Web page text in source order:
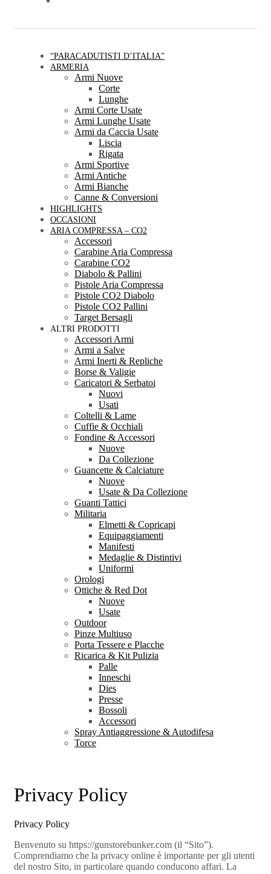
“PARACADUTISTI D’ITALIA”
ARMERIA
Armi Nuove
Corte
Lunghe
Armi Corte Usate
Armi Lunghe Usate
Armi da Caccia Usate
Liscia
Rigata
Armi Sportive
Armi Antiche
Armi Bianche
Canne & Conversioni
HIGHLIGHTS
OCCASIONI
ARIA COMPRESSA – CO2
Accessori
Carabine Aria Compressa
Carabine CO2
Diabolo & Pallini
Pistole Aria Compressa
Pistole CO2 Diabolo
Pistole CO2 Pallini
Target Bersagli
ALTRI PRODOTTI
Accessori Armi
Armi a Salve
Armi Inerti & Repliche
Borse & Valigie
Caricatori & Serbatoi
Nuovi
Usati
Coltelli & Lame
Cuffie & Occhiali
Fondine & Accessori
Nuove
Da Collezione
Guancette & Calciature
Nuove
Usate & Da Collezione
Guanti Tattici
Militaria
Elmetti & Copricapi
Equipaggiamenti
Manifesti
Medaglie & Distintivi
Uniformi
Orologi
Ottiche & Red Dot
Nuove
Usate
Outdoor
Pinze Multiuso
Porta Tessere e Placche
Ricarica & Kit Pulizia
Palle
Inneschi
Dies
Presse
Bossoli
Accessori
Spray Antiaggressione & Autodifesa
Torce
Privacy Policy
Privacy Policy
Benvenuto su https://gunstorebunker.com (il “Sito”).
Comprendiamo che la privacy online è importante per gli utenti
del nostro Sito, in particolare quando conducono affari. La